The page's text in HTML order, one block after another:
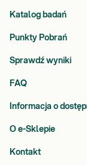
Katalog badań
Punkty Pobrań
Sprawdź wyniki
FAQ
Informacja o
O e-Sklepie
Kontakt